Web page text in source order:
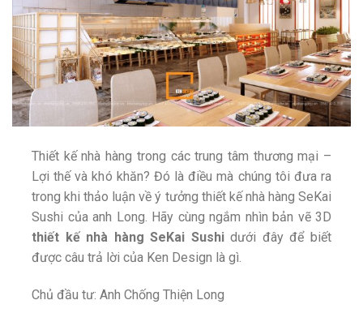
Thiết kế nhà hàng trong các trung tâm thương mại –
Lợi thế và khó khăn? Đó là điều mà chúng tôi đưa ra
trong khi thảo luận về ý tưởng thiết kế nhà hàng SeKai
Sushi của anh Long. Hãy cùng ngắm nhìn bản vẽ 3D
thiết kế nhà hàng SeKai Sushidưới đây để biết
được câu trả lời của Ken Design là gì.
Chủ đầu tư: Anh Chống Thiện Long